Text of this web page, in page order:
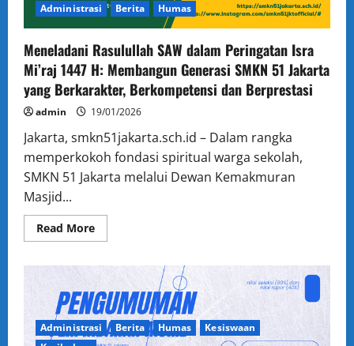
Administrasi Berita Humas
Meneladani Rasulullah SAW dalam Peringatan Isra
Mi’raj 1447 H: Membangun Generasi SMKN 51 Jakarta
yang Berkarakter, Berkompetensi dan Berprestasi
admin 19/01/2026
Jakarta, smkn51jakarta.sch.id – Dalam rangka
memperkokoh fondasi spiritual warga sekolah,
SMKN 51 Jakarta melalui Dewan Kemakmuran
Masjid...
Read MoreRead
more
Rasulullah
SAW
dalam
Peringatan
Isra
Mi’raj
1447
Administrasi Berita Humas
Kesiswaan